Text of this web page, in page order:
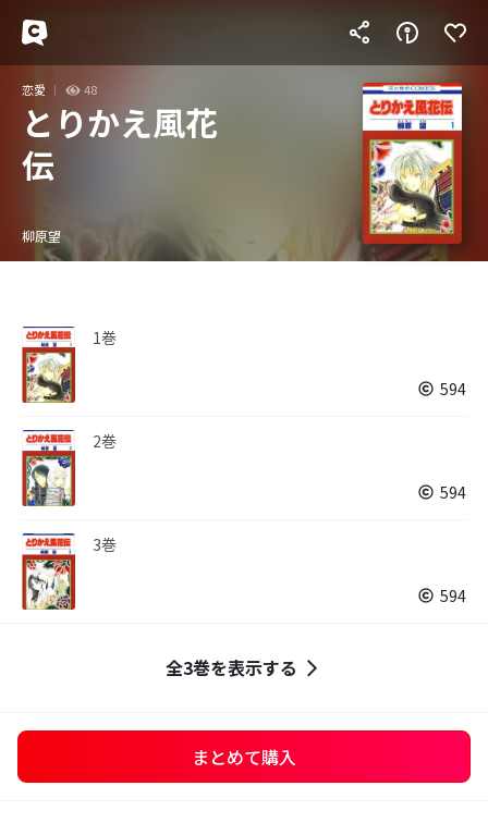
恋愛 48
とりかえ風花
伝
柳原望
1巻
594
2巻
594
3巻
594
全3巻を表示する
まとめて購入